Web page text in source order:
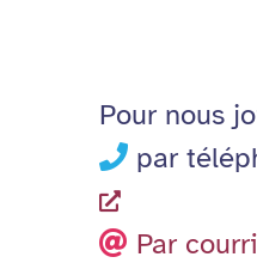
Pour nous
par
Par